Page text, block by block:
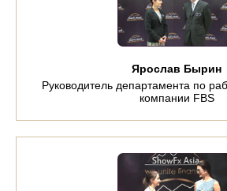
Ярослав Бырин
Руководитель департамента по
компании FBS